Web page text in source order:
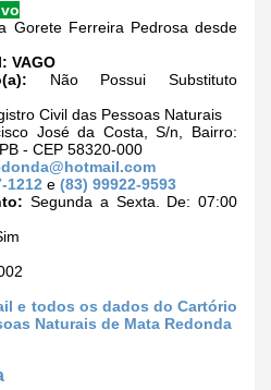
Gorete Ferreira Pedrosa desde
VAGO
Não Possui Substituto
Civil das Pessoas Naturais
José da Costa, S/n, Bairro:
- CEP 58320-000
1212 e (83) 99922-9593
Segunda a Sexta. De: 07:00
e todos os dados do Cartório
Naturais de Mata Redonda